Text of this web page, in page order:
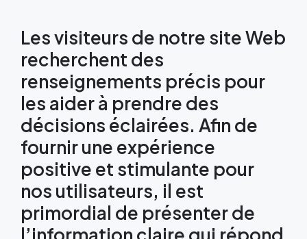
Les visiteurs de notre site Web
recherchent des
renseignements précis pour
les aider à prendre des
décisions éclairées. Afin de
fournir une expérience
positive et stimulante pour
nos utilisateurs, il est
primordial de présenter de